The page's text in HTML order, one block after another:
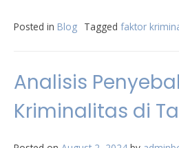
Posted in Blog Tagged faktor
Analisis
Kriminalitas di